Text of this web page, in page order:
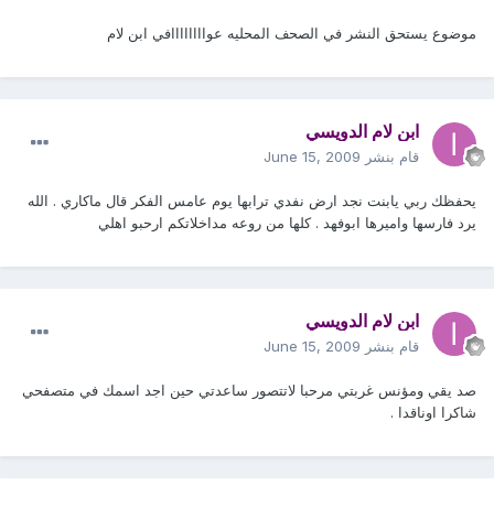
موضوع يستحق النشر في الصحف المحليه عواااااااافي ابن لام
ابن لام الدويسي
قام بنشر June 15, 2009
يحفظك ربي يابنت نجد ارض نفدي ترابها يوم عامس الفكر قال ماكاري . الله
يرد فارسها واميرها ابوفهد . كلها من روعه مداخلاتكم ارحبو اهلي
ابن لام الدويسي
قام بنشر June 15, 2009
صد يقي ومؤنس غربتي مرحبا لاتتصور ساعدتي حين اجد اسمك في متصفحي
شاكرا اوناقدا .